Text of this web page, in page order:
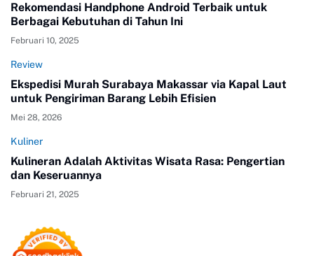
Rekomendasi Handphone Android Terbaik untuk
Berbagai Kebutuhan di Tahun Ini
Februari 10, 2025
Review
Ekspedisi Murah Surabaya Makassar via Kapal Laut
untuk Pengiriman Barang Lebih Efisien
Mei 28, 2026
Kuliner
Kulineran Adalah Aktivitas Wisata Rasa: Pengertian
dan Keseruannya
Februari 21, 2025